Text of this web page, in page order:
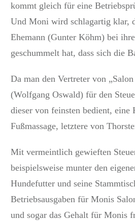
kommt gleich für eine
Und Moni wird schlagartig klar,
Ehemann (Gunter Köhm) bei
geschummelt hat, dass sich die
Da man den Vertreter von
(Wolfgang Oswald) für den
dieser von feinsten bedient, eine
Fußmassage, letztere von
Mit vermeintlich gewieften
beispielsweise munter den
Hundefutter und seine
Betriebsausgaben für Monis
und sogar das Gehalt für Monis